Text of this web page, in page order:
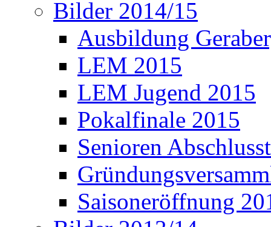
Bilder 2014/15
Ausbildung
LEM 2015
LEM Jugend 2015
Pokalfinale 2015
Senioren
Saisoneröffnung